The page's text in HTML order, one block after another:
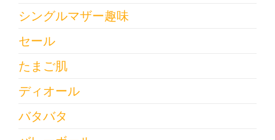
シングルマザー趣味
セール
たまご肌
ディオール
バタバタ